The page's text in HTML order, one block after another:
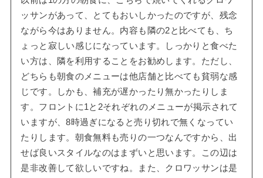
ッサンがあって、とてもおいしかったのですが、残念
ながら今はありません。内容も隣の2と比べても、ち
ょっと寂しい感じになっています。しっかりと食べた
い方は、隣を利用することをお勧めします。ただし、
どちらも朝食のメニューは他店舗と比べても貧弱な感
じです。しかも、補充が遅かったり無かったりしま
す。フロントに1と2それぞれのメニューが掲示されて
いますが、8時過ぎになると売り切れで無くなってい
たりします。朝食無料も売りの一つなんですから、出
せば良いスタイルなのはまずいと思います。この辺は
是非改善して欲しいですね。また、クロワッサンは是